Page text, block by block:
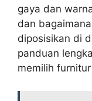
n
k
p
p
gaya dan
dan
diposisikan di
panduan
memilih